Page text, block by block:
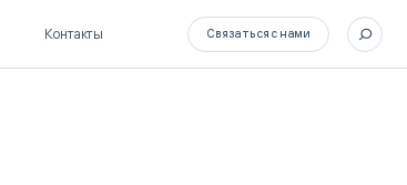
Контакты Связаться с нами